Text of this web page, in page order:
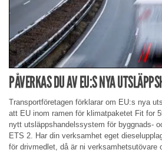
PÅVERKAS DU AV EU:S NYA
Transportföretagen förklarar om EU:s nya
att EU inom ramen för klimatpaketet Fit for
nytt utsläppshandelssystem för byggnads-
ETS 2. Har din verksamhet eget
för drivmedlet, då är ni verksamhetsutövare